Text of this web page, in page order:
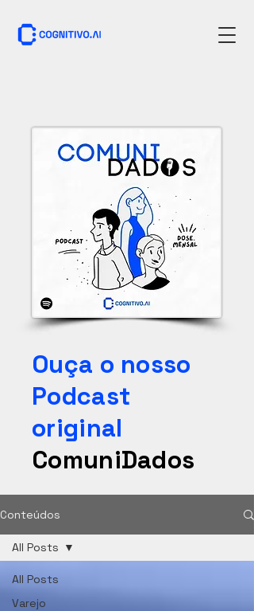
Ouça o nosso
Podcast
original
ComuniDados
Conteúdos
All Posts
Varejo
All Posts